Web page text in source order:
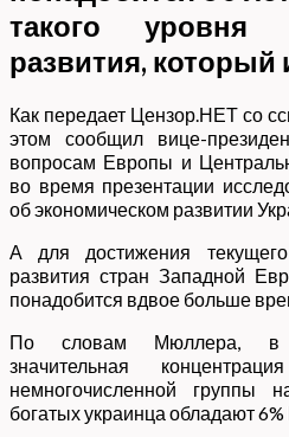
такого уровня
развития,
Как передает Цензор.НЕТ со
этом сообщил вице-
вопросам Европы и
во время презентации
об экономическом развитии
А для достижения
развития стран Западной
понадобится вдвое больше
По словам Мюллера, в
значительная
немногочисленной группы
богатых украинца обладают